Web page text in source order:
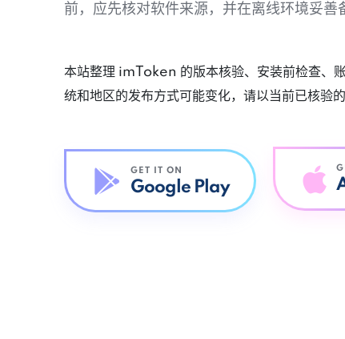
前，应先核对软件来源，并在离线环境妥善
本站整理 imToken 的版本核验、安装前检查、
统和地区的发布方式可能变化，请以当前已核验
GET IT ON
Google Play